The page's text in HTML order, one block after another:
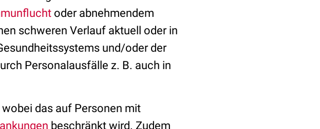
oder abnehmendem
schweren Verlauf aktuell oder in
und/oder der
Personalausfälle z. B. auch in
das auf Personen mit
beschränkt wird. Zudem